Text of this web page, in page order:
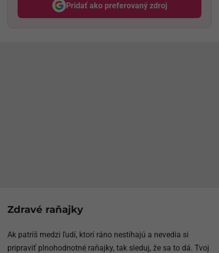
Pridať ako preferovaný zdroj
Odzadu, odkaz sa otvorí v
Zdravé raňajky
Ak patríš medzi ľudí, ktorí ráno nestíhajú a nevedia si
pripraviť plnohodnotné raňajky, tak sleduj, že sa to dá. Tvoj